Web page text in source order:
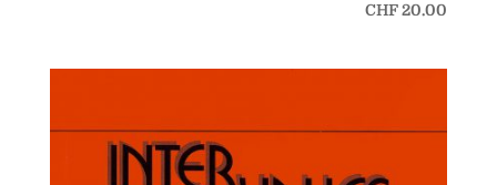
CHF20.00